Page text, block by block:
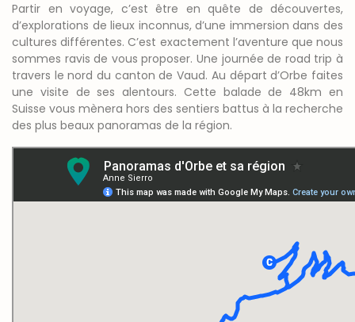
Partir en voyage, c’est être en quête de découvertes,
d’explorations de lieux inconnus, d’une immersion dans des
cultures différentes. C’est exactement l’aventure que nous
sommes ravis de vous proposer. Une journée de road trip à
travers le nord du canton de Vaud. Au départ d’Orbe faites
une visite de ses alentours. Cette balade de 48km en
Suisse vous mènera hors des sentiers battus à la recherche
des plus beaux panoramas de la région.